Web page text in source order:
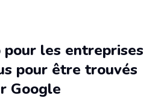
les entreprises
pour être trouvés
Google